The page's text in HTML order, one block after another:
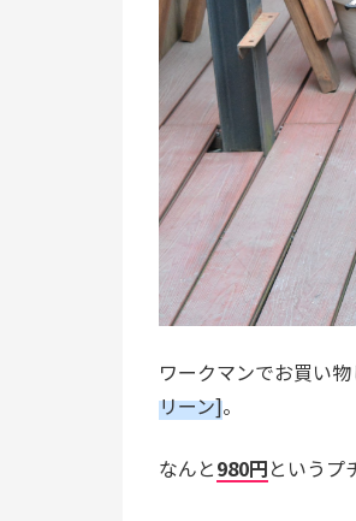
ワークマンでお買い
リーン]。
なんと980円というプ